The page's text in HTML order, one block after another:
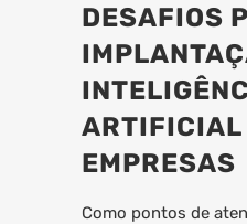
DESAFIOS
ARTIFICIAL
EMPRESAS
Como pontos de